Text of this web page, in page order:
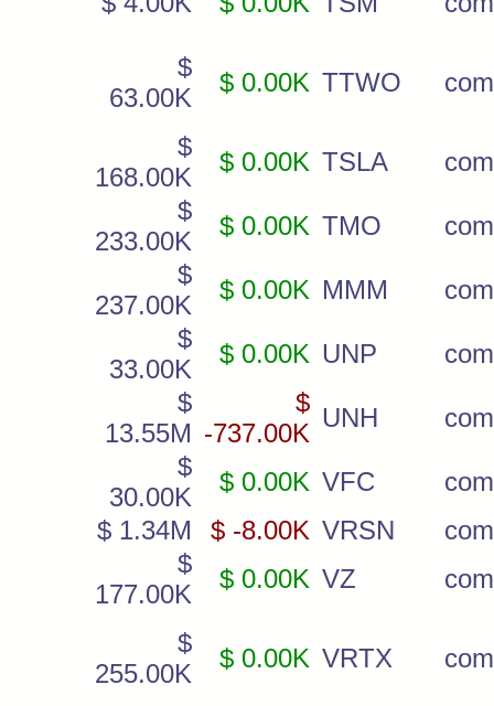
$
63.00K
$ 0.00K TTWO com
$
168.00K
$ 0.00K TSLA
com
$
233.00K
$ 0.00K TMO
com
$
237.00K
$ 0.00K MMM
com
$
33.00K
$ 0.00K UNP
com
$
13.55M
$
-737.00K
UNH
com
$
30.00K
$ 0.00K VFC
com
$ 1.34M
$ -8.00K VRSN
com
$
177.00K
$ 0.00K VZ com
$
255.00K
$ 0.00K VRTX com